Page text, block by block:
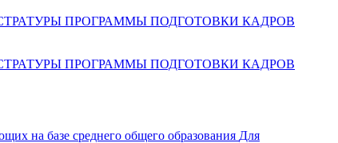
ПРОГРАММЫ ПОДГОТОВКИ КАДРОВ
ПРОГРАММЫ ПОДГОТОВКИ КАДРОВ
на базе среднего общего образования Для